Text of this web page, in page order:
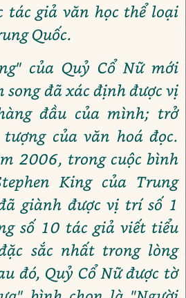
tác giả văn học thể loại
Quốc.
của Quỷ Cổ Nữ mới
song đã xác định được vị
đầu của mình; trở
của văn hoá đọc.
2006, trong cuộc bình
King của Trung
giành được vị trí số 1
số 10 tác giả viết tiểu
sắc nhất trong lòng
đó, Quỷ Cổ Nữ được tờ